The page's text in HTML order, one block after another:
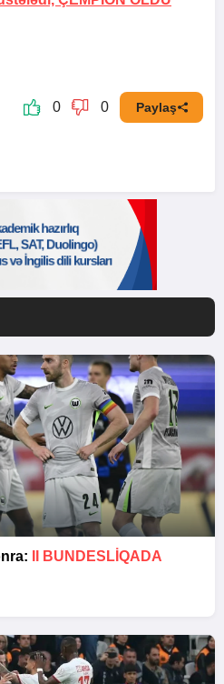
0 0 Paylaş
II BUNDESLİQADA